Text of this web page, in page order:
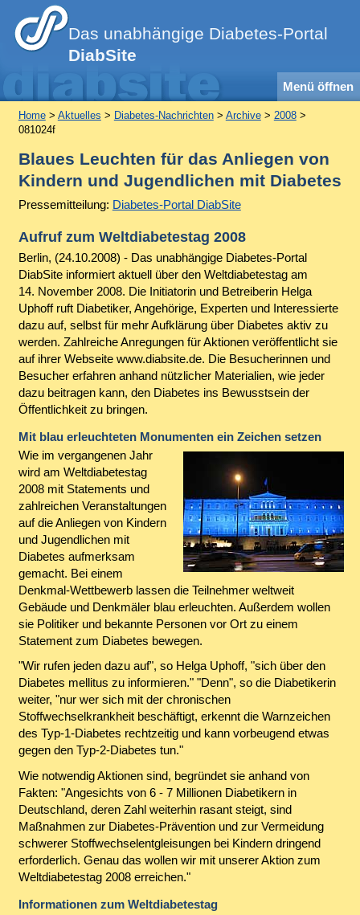
Das unabhängige Diabetes-Portal
DiabSite
Menü öffnen
Home> Aktuelles > Diabetes-Nachrichten> Archive> 2008>
081024f
Blaues Leuchten für das Anliegen von
Kindern und Jugendlichen mit Diabetes
Pressemitteilung: Diabetes-Portal DiabSite
Aufruf zum Weltdiabetestag 2008
Berlin, (24.10.2008) - Das unabhängige Diabetes-Portal
DiabSite informiert aktuell über den Weltdiabetestag am
14. November 2008. Die Initiatorin und Betreiberin Helga
Uphoff ruft Diabetiker, Angehörige, Experten und Interessierte
dazu auf, selbst für mehr Aufklärung über Diabetes aktiv zu
werden. Zahlreiche Anregungen für Aktionen veröffentlicht sie
auf ihrer Webseite www.diabsite.de. Die Besucherinnen und
Besucher erfahren anhand nützlicher Materialien, wie jeder
dazu beitragen kann, den Diabetes ins Bewusstsein der
Öffentlichkeit zu bringen.
Mit blau erleuchteten Monumenten ein Zeichen setzen
Wie im vergangenen Jahr
wird am Weltdiabetestag
2008 mit Statements und
zahlreichen Veranstaltungen
auf die Anliegen von Kindern
und Jugendlichen mit
Diabetes aufmerksam
gemacht. Bei einem
Denkmal-Wettbewerb lassen die Teilnehmer weltweit
Gebäude und Denkmäler blau erleuchten. Außerdem wollen
sie Politiker und bekannte Personen vor Ort zu einem
Statement zum Diabetes bewegen.
"Wir rufen jeden dazu auf", so Helga Uphoff, "sich über den
Diabetes mellitus zu informieren." "Denn", so die Diabetikerin
weiter, "nur wer sich mit der chronischen
Stoffwechselkrankheit beschäftigt, erkennt die Warnzeichen
des Typ-1-Diabetes rechtzeitig und kann vorbeugend etwas
gegen den Typ-2-Diabetes tun."
Wie notwendig Aktionen sind, begründet sie anhand von
Fakten: "Angesichts von 6 - 7 Millionen Diabetikern in
Deutschland, deren Zahl weiterhin rasant steigt, sind
Maßnahmen zur Diabetes-Prävention und zur Vermeidung
schwerer Stoffwechselentgleisungen bei Kindern dringend
erforderlich. Genau das wollen wir mit unserer Aktion zum
Weltdiabetestag 2008 erreichen."
Informationen zum Weltdiabetestag